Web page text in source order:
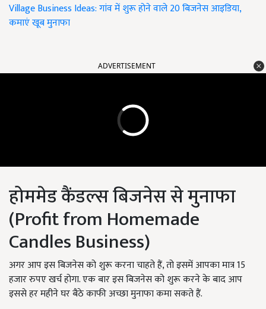
Village Business Ideas: गांव में शुरू होने वाले 20 बिजनेस आइडिया,
कमाएं खूब मुनाफा
ADVERTISEMENT
होममेड कैंडल्स बिजनेस से मुनाफा
(Profit from Homemade
Candles Business)
अगर आप इस बिजनेस को शुरू करना चाहते हैं, तो इसमें आपका मात्र 15
हजार रुपए खर्च होगा. एक बार इस बिजनेस को शुरू करने के बाद आप
इससे हर महीने घर बैठे काफी अच्छा मुनाफा कमा सकते हैं.